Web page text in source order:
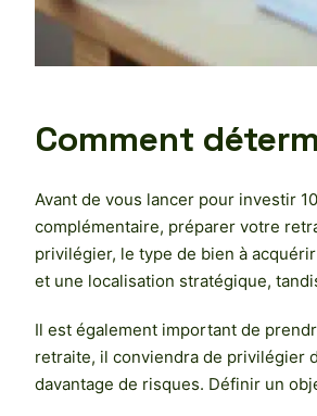
Comment
Avant de vous lancer pour investir
complémentaire, préparer votre
privilégier, le type de bien à
et une localisation stratégique,
Il est également important de
retraite, il conviendra de privilégier
davantage de risques. Définir un